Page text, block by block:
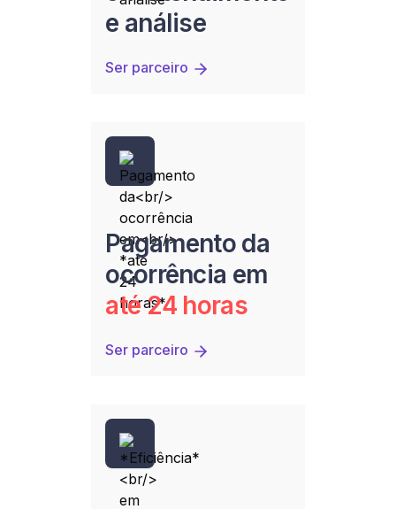
e análise
Ser parceiro
Pagamento da
ocorrência em
até 24 horas
Ser parceiro